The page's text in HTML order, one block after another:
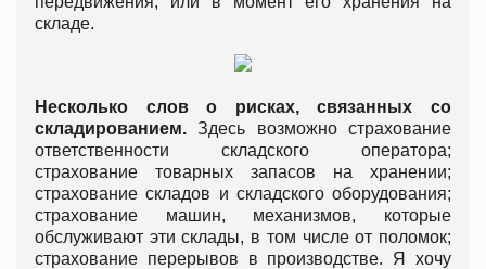
складе.
Несколько слов о рисках, связанных со
складированием.Здесь возможно страхование
ответственности складского оператора;
страхование товарных запасов на хранении;
страхование складов и складского оборудования;
страхование машин, механизмов, которые
обслуживают эти склады, в том числе от поломок;
страхование перерывов в производстве. Я хочу